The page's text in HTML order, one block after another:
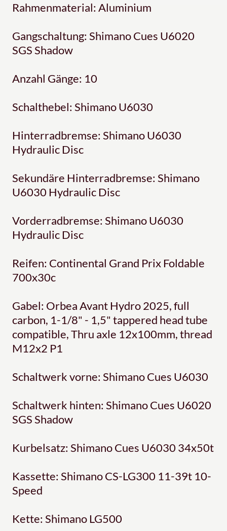
Rahmenmaterial: Aluminium
Gangschaltung: Shimano Cues U6020
SGS Shadow
Anzahl Gänge: 10
Schalthebel: Shimano U6030
Hinterradbremse: Shimano U6030
Hydraulic Disc
Sekundäre Hinterradbremse: Shimano
U6030 Hydraulic Disc
Vorderradbremse: Shimano U6030
Hydraulic Disc
Reifen: Continental Grand Prix Foldable
700x30c
Gabel: Orbea Avant Hydro 2025, full
carbon, 1-1/8" - 1,5" tappered head tube
compatible, Thru axle 12x100mm, thread
M12x2 P1
Schaltwerk vorne: Shimano Cues U6030
Schaltwerk hinten: Shimano Cues U6020
SGS Shadow
Kurbelsatz: Shimano Cues U6030 34x50t
Kassette: Shimano CS-LG300 11-39t 10-
Speed
Kette: Shimano LG500